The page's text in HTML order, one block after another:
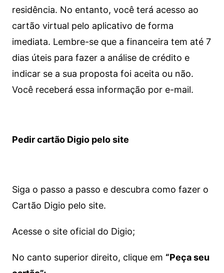
residência. No entanto, você terá acesso ao
cartão virtual pelo aplicativo de forma
imediata. Lembre-se que a financeira tem até 7
dias úteis para fazer a análise de crédito e
indicar se a sua proposta foi aceita ou não.
Você receberá essa informação por e-mail.
Pedir cartão Digio pelo site
Siga o passo a passo e descubra como fazer o
Cartão Digio pelo site.
Acesse o site oficial do Digio;
No canto superior direito, clique em “Peça seu